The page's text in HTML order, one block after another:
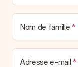
Nom de famille
Adresse e-mail